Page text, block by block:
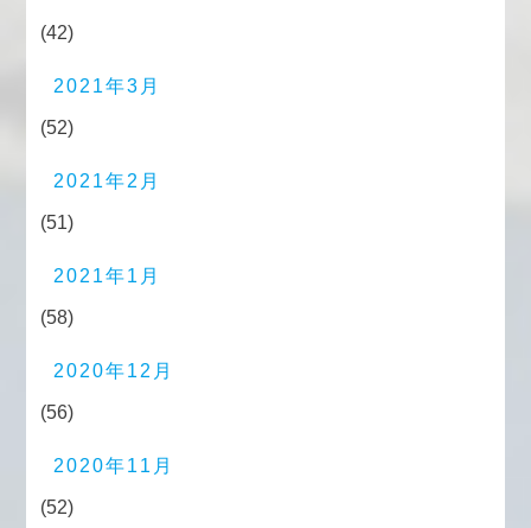
(42)
2021年3月
(52)
2021年2月
(51)
2021年1月
(58)
2020年12月
(56)
2020年11月
(52)